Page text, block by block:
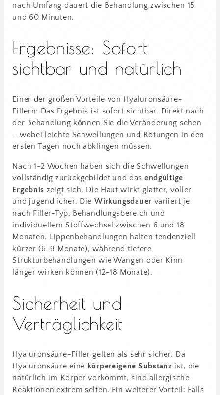
nach Umfang dauert die Behandlung zwischen 15
und 60 Minuten.
Ergebnisse: Sofort
sichtbar und natürlich
Einer der großen Vorteile von Hyaluronsäure-
Fillern: Das Ergebnis ist sofort sichtbar. Direkt nach
der Behandlung können Sie die Veränderung sehen
– wobei leichte Schwellungen und Rötungen in den
ersten Tagen noch abklingen müssen.
Nach 1-2 Wochen haben sich die Schwellungen
vollständig zurückgebildet und das endgültige
Ergebnis zeigt sich. Die Haut wirkt glatter, voller
und jugendlicher. Die Wirkungsdauer variiert je
nach Filler-Typ, Behandlungsbereich und
individuellem Stoffwechsel zwischen 6 und 18
Monaten. Lippenbehandlungen halten tendenziell
kürzer (6-9 Monate), während tiefere
Strukturbehandlungen wie Wangen oder Kinn
länger wirken können (12-18 Monate).
Sicherheit und
Verträglichkeit
Hyaluronsäure-Filler gelten als sehr sicher. Da
Hyaluronsäure eine körpereigene Substanz ist, die
natürlich im Körper vorkommt, sind allergische
Reaktionen extrem selten. Ein weiterer Vorteil: Falls